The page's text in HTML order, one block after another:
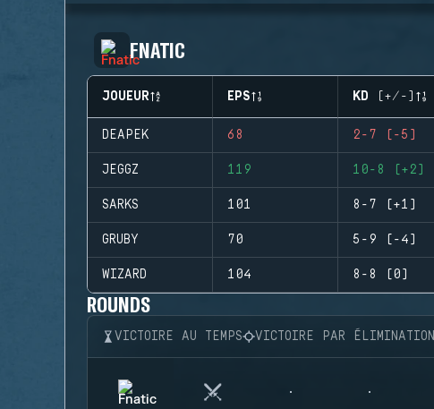
FNATIC
JOUEUR EPS KD (+/-)
DEAPEK 68 2-7 (-5)
JEGGZ 119 10-8 (+2)
SARKS 101 8-7 (+1)
GRUBY 70 5-9 (-4)
WIZARD 104 8-8 (0)
ROUNDS
VICTOIRE AU TEMPS VICTOIRE PAR ÉLIMINATION